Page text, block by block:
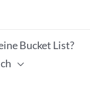
Bucket List?